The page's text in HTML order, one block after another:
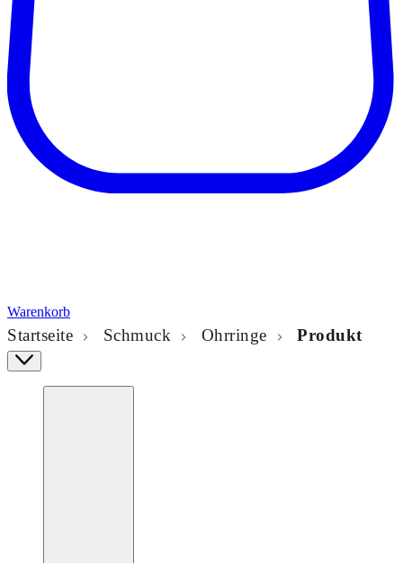
Warenkorb
Startseite Schmuck Ohrringe Produkt